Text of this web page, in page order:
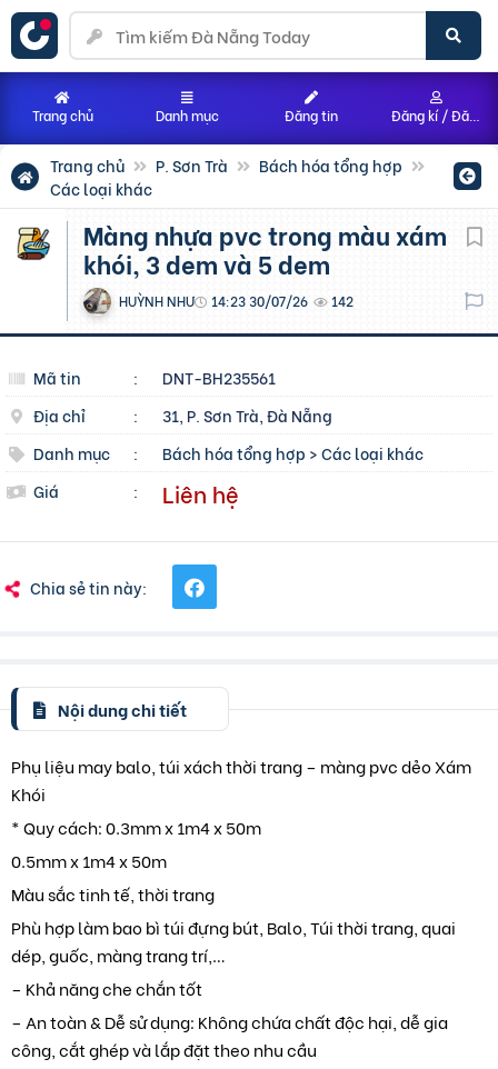
Trang chủ P. Sơn Trà
Bách hóa tổng hợp
Các loại khác
Màng nhựa pvc trong màu xám
khói, 3 dem và 5 dem
HUỲNH NHƯ 14:23 30/07/26 142
Mã tin :
DNT-BH235561
Địa chỉ
:
31, P. Sơn Trà, Đà Nẵng
Danh mục
: Bách hóa tổng hợp >Các loại khác
Giá
: Liên hệ
Chia sẻ tin này:
Nội dung chi tiết
Phụ liệu may balo, túi xách thời trang – màng pvc dẻo Xám
Khói
* Quy cách: 0.3mm x 1m4 x 50m
0.5mm x 1m4 x 50m
Màu sắc tinh tế, thời trang
Phù hợp làm bao bì túi đựng bút, Balo, Túi thời trang, quai
dép, guốc, màng trang trí,…
– Khả năng che chắn tốt
– An toàn & Dễ sử dụng: Không chứa chất độc hại, dễ gia
công, cắt ghép và lắp đặt theo nhu cầu
Trang chủ Danh mục Đăng tin